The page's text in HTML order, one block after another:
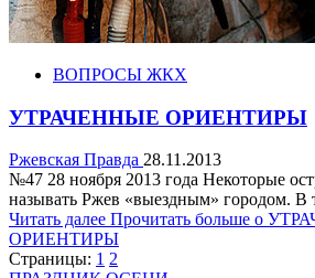
ВОПРОСЫ ЖКХ
УТРАЧЕННЫЕ ОРИЕНТИРЫ
Ржевская Правда 28.11.2013
№47 28 ноября 2013 года Некоторые
называть Ржев «выездным» городом. В
Читать далее Прочитать больше о
ОРИЕНТИРЫ
Страницы: 1 2